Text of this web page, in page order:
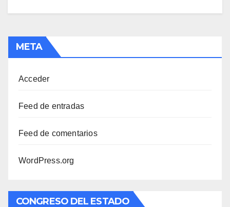
META
Acceder
Feed de entradas
Feed de comentarios
WordPress.org
CONGRESO DEL ESTADO